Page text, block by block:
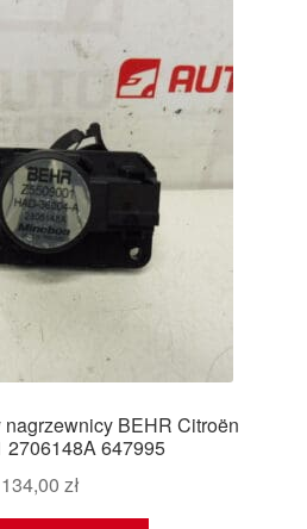
BEHR Citroën
2706148A 647995
134,00 zł